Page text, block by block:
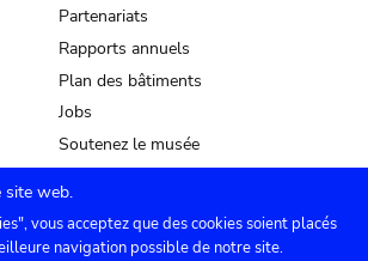
Partenariats
Rapports annuels
Plan des bâtiments
Jobs
Soutenez le musée
Contact Paramètres de
site web.
vous acceptez que des cookies soient placés
navigation possible de notre site.